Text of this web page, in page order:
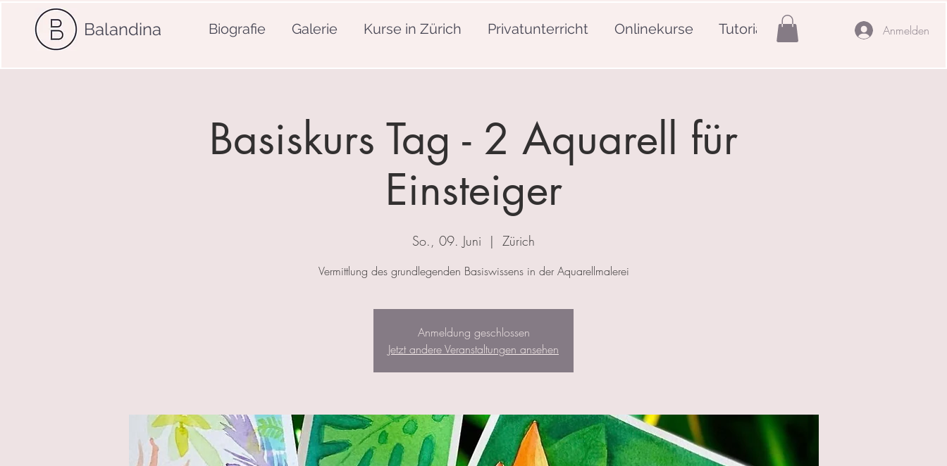
Balandina Biografie Galerie Kurse in Zürich Privatunterricht Onlinekurse Tutorials Anmelden
Basiskurs Tag - 2 Aquarell für
Einsteiger
So., 09. Juni
  |
Zürich
Vermittlung des grundlegenden Basiswissens in der Aquarellmalerei
Anmeldung geschlossen
Jetzt andere Veranstaltungen ansehen